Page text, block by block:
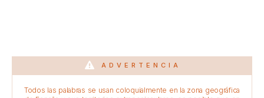
ADVERTENCIA
Todos las palabras se usan coloquialmente en la zona geográfica